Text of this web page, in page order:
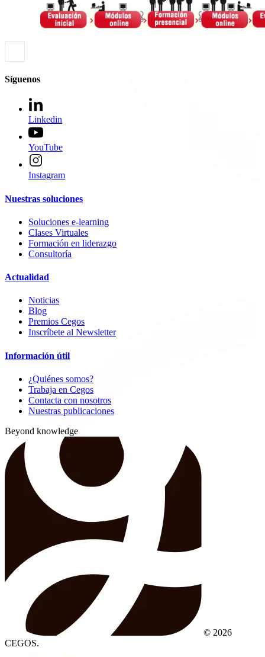
Síguenos
Linkedin
YouTube
Instagram
Nuestras soluciones
Soluciones e-learning
Clases Virtuales
Formación en liderazgo
Consultoría
Actualidad
Noticias
Blog
Premios Cegos
Inscríbete al Newsletter
Información útil
¿Quiénes somos?
Trabaja en Cegos
Contacta con nosotros
Nuestras publicaciones
Beyond knowledge
© 2026
CEGOS.